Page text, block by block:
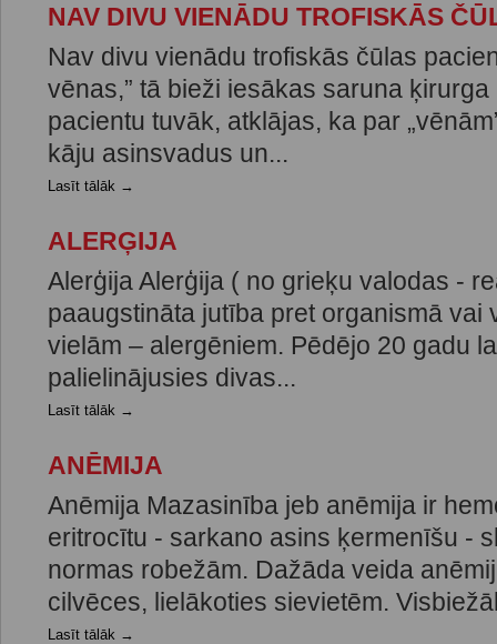
NAV DIVU VIENĀDU TROFISKĀS
Nav divu vienādu trofiskās čūlas
vēnas,” tā bieži iesākas saruna
pacientu tuvāk, atklājas, ka par
kāju asinsvadus un...
Lasīt tālāk →
ALERĢIJA
Alerģija Alerģija ( no grieķu valodas -
paaugstināta jutība pret organismā vai
vielām – alergēniem. Pēdējo 20 gadu
palielinājusies divas...
Lasīt tālāk →
ANĒMIJA
Anēmija Mazasinība jeb anēmija ir
eritrocītu - sarkano asins ķermenīšu -
normas robežām. Dažāda veida
cilvēces, lielākoties sievietēm.
Lasīt tālāk →